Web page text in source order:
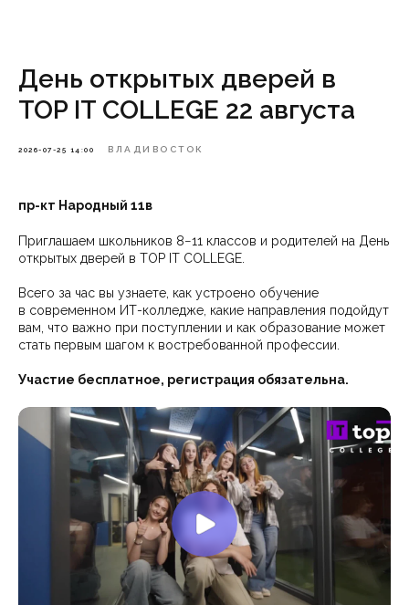
День открытых дверей в
TOP IT COLLEGE 22 августа
2026-07-25 14:00 ВЛАДИВОСТОК
пр-кт Народный 11в
Приглашаем школьников 8−11 классов и родителей на День
открытых дверей в TOP IT COLLEGE.
Всего за час вы узнаете, как устроено обучение
в современном ИТ-колледже, какие направления подойдут
вам, что важно при поступлении и как образование может
стать первым шагом к востребованной профессии.
Участие бесплатное, регистрация обязательна.